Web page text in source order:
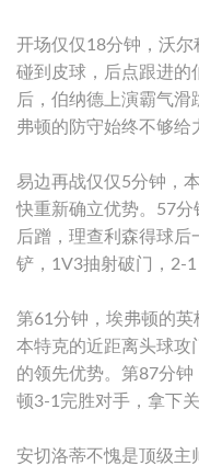
开场仅仅18分钟，沃
碰到皮球，后点跟进的
后，伯纳德上演霸气
弗顿的防守始终不够给
易边再战仅仅5分钟，
快重新确立优势。57
后蹭，理查利森得球
铲，1V3抽射破门，2-1
第61分钟，埃弗顿的
本特克的近距离头球攻
的领先优势。第87分
顿3-1完胜对手，拿下关
安切洛蒂不愧是顶级主